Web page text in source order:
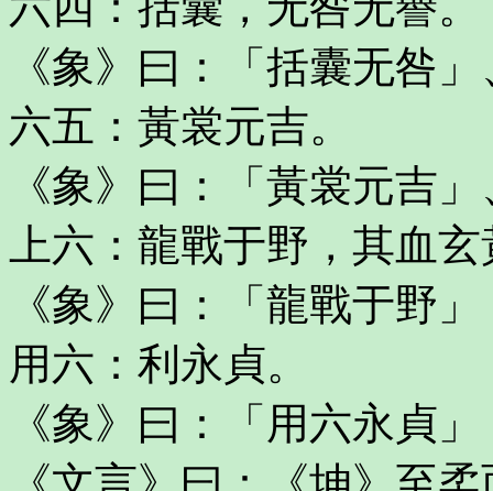
《象》曰：「括囊无咎
六五：黃裳元吉。
《象》曰：「黃裳元吉
上六：龍戰于野，其血
《象》曰：「龍戰于野
用六：利永貞。
《象》曰：「用六永貞